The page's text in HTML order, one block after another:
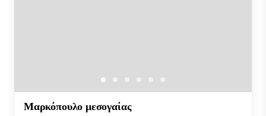
Μαρκόπουλο μεσογαίας